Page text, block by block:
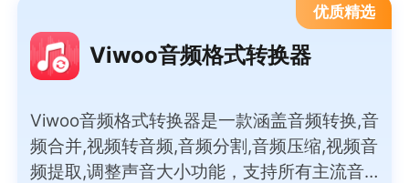
优质精选
Viwoo音频格式转换器
Viwoo音频格式转换器是一款涵盖音频转换,音
频合并,视频转音频,音频分割,音频压缩,视频音
频提取,调整声音大小功能，支持所有主流音